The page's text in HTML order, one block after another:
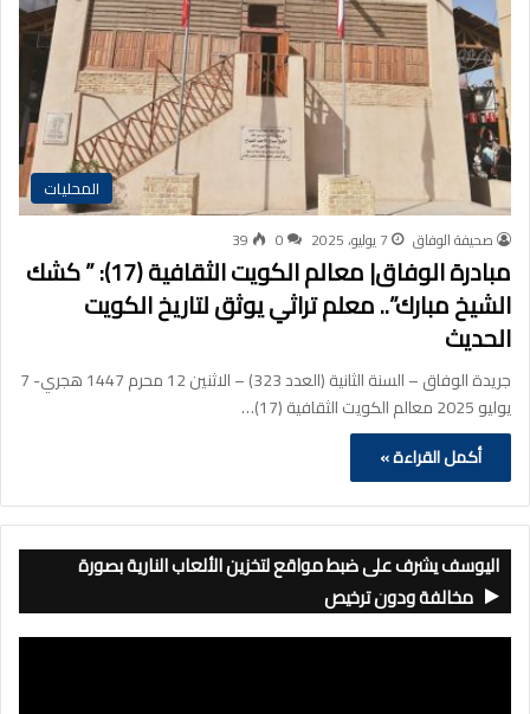
المحليات
صحيفة الوفاق 7 يوليو، 2025 0
39
مبادرة الوفاق| معالم الكويت الثقافية (17): ” كشك
الشيخ مبارك”.. معلم تراثي يوثق لتاريخ الكويت
الحديث
جريدة الوفاق – السنة الثانية (العدد 323) – الاثنين 12 محرم 1447 هجري- 7
يوليو 2025 معالم الكويت الثقافية (17)…
أكمل القراءة »
اليوسف يشرف على ضبط مواقع لتخزين الألعاب النارية بصورة
مخالفة ودون ترخيص